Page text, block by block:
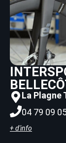
La Plagne
04 79 09
+ d'info